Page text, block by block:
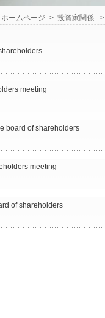
ホームページ -> 投資家関係->
meeting
board of shareholders
meeting
of shareholders